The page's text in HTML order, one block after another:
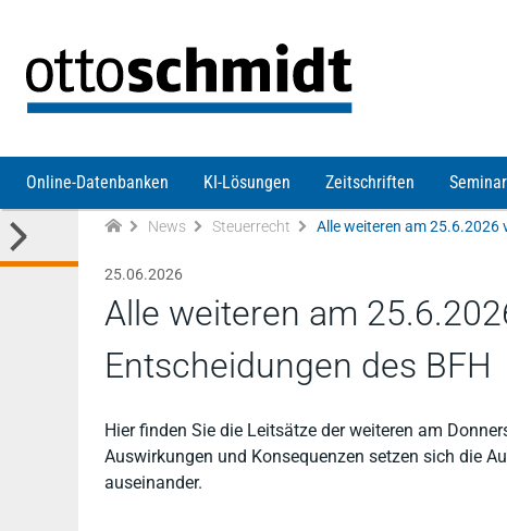
Online-Datenbanken KI-Lösungen Zeitschriften
News Steuerrecht
25.06.2026
Alle weiteren am
Entscheidungen des BFH
Hier finden Sie die Leitsätze der weiteren am
Auswirkungen und Konsequenzen setzen sich die
auseinander.